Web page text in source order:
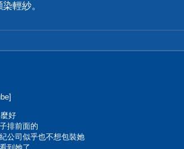
輕紗。
好
排前面的
公司似乎也不想包裝她